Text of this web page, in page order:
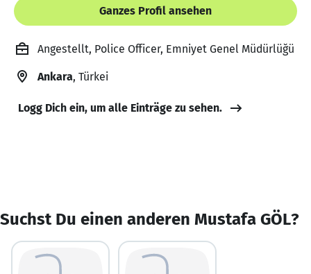
Ganzes Profil ansehen
Angestellt, Police Officer, Emniyet Genel Müdürlüğü
Ankara, Türkei
Logg Dich ein, um alle Einträge zu sehen.
Suchst Du einen anderen Mustafa GÖL?